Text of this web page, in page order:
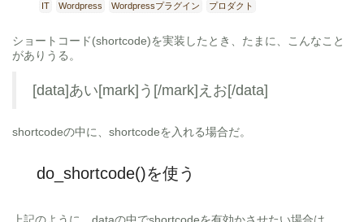
IT Wordpress Wordpressプラグイン プロダクト
ショートコード(shortcode)を実装したとき、たまに、こんなこと
がありうる。
[data]あい[mark]う[/mark]えお[/data]
shortcodeの中に、shortcodeを入れる場合だ。
do_shortcode()を使う